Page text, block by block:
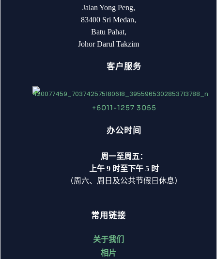
Jalan Yong Peng,
83400 Sri Medan,
Batu Pahat,
Johor Darul Takzim
客户服务
+6011-1257 3055
办公时间
周一至周五：
上午 9 时至下午 5 时
（周六、周日及公共节假日休息）
常用链接
关于我们
相片